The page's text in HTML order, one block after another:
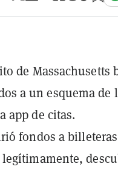
de Massachusetts
a un esquema de
app de citas.
fondos a